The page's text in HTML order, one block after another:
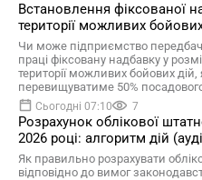
Встановлення фіксованої
території можливих
Чи може підприємство
праці фіксовану надбавку у
території можливих бойових
перевищуватиме 50%
Сьогодні 07:10 7
Розрахунок облікової
2026 році: алгоритм дій
Як правильно розрахувати
відповідно до вимог